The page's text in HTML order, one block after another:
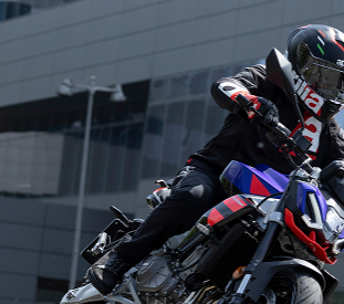
por ejemplo y en el caso de la
los concesionarios y talleres
de servicio.
in andere artikelleden van deze
centrum': een van de dealers of